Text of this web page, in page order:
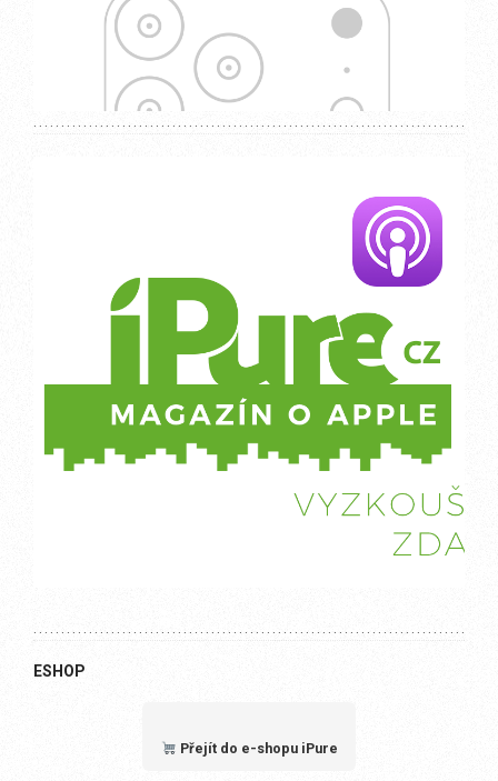
ESHOP
Přejít do e-shopu iPure